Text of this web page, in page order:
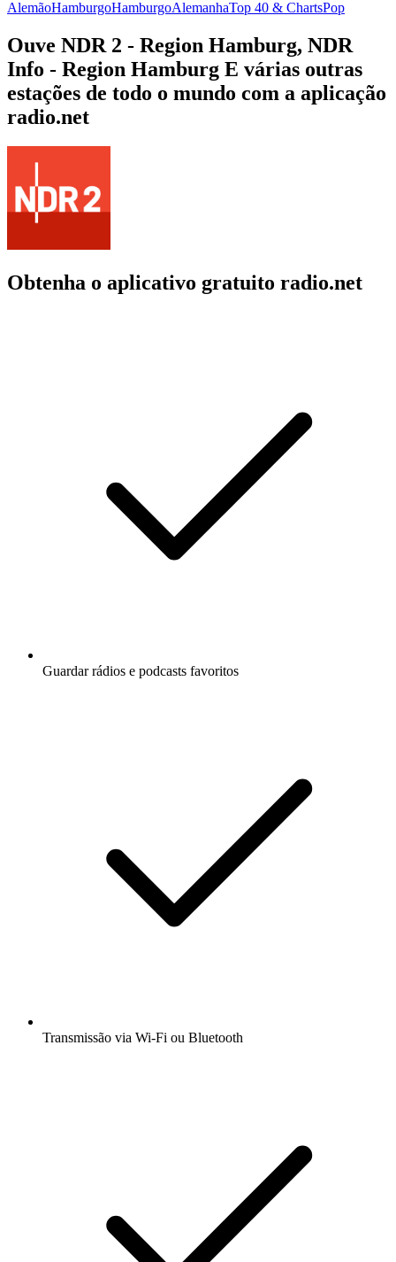
AlemãoHamburgoHamburgoAlemanhaTop 40 & ChartsPop
Ouve NDR 2 - Region Hamburg, NDR
Info - Region Hamburg E várias outras
estações de todo o mundo com a aplicação
radio.net
Obtenha o aplicativo gratuito radio.net
Guardar rádios e podcasts favoritos
Transmissão via Wi-Fi ou Bluetooth